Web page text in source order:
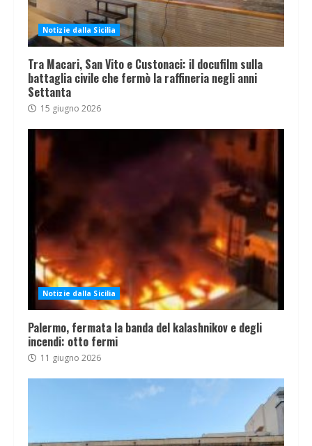
Notizie dalla Sicilia
Tra Macari, San Vito e Custonaci: il docufilm sulla
battaglia civile che fermò la raffineria negli anni
Settanta
15 giugno 2026
Notizie dalla Sicilia
Palermo, fermata la banda del kalashnikov e degli
incendi: otto fermi
11 giugno 2026